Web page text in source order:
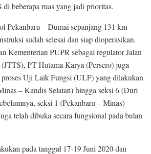
di beberapa ruas yang jadi prioritas.
Pekanbaru – Dumai sepanjang 131 km
sudah selesai dan siap dioperasikan.
Kementerian PUPR sebagai regulator Jalan
PT Hutama Karya (Persero) juga
proses Uji Laik Fungsi (ULF) yang dilakukan
– Kandis Selatan) hingga seksi 6 (Duri
seksi 1 (Pekanbaru – Minas)
telah dibuka secara fungsional pada bulan
pada tanggal 17-19 Juni 2020 dan